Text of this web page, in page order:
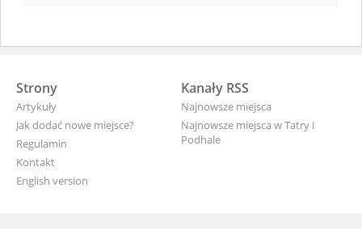
Strony
Artykuły
Jak dodać nowe miejsce?
Regulamin
Kontakt
English version
Kanały RSS
Najnowsze miejsca
Najnowsze miejsca w Tatry i
Podhale